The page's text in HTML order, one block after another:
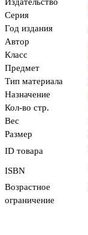
Издательство
Серия
Год издания
Автор
Класс
Предмет
Тип материала
Назначение
Кол-во стр.
Вес
Размер
ID товара
ISBN
Возрастное
ограничение